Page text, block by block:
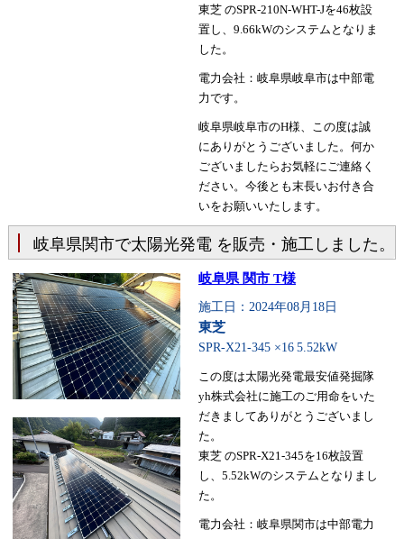
東芝 のSPR-210N-WHT-Jを46枚設
置し、9.66kWのシステムとなりま
した。
電力会社：岐阜県岐阜市は中部電
力です。
岐阜県岐阜市のH様、この度は誠
にありがとうございました。何か
ございましたらお気軽にご連絡く
ださい。今後とも末長いお付き合
いをお願いいたします。
岐阜県関市で太陽光発電 を販売・施工しました。
岐阜県 関市 T様
施工日：2024年08月18日
東芝
SPR-X21-345 ×16 5.52kW
この度は太陽光発電最安値発掘隊
yh株式会社に施工のご用命をいた
だきましてありがとうございまし
た。
東芝 のSPR-X21-345を16枚設置
し、5.52kWのシステムとなりまし
た。
電力会社：岐阜県関市は中部電力